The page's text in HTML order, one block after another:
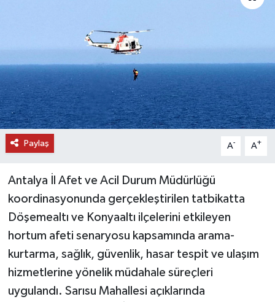
Paylaş A- A+
Antalya İl Afet ve Acil Durum Müdürlüğü
koordinasyonunda gerçekleştirilen tatbikatta
Döşemealtı ve Konyaaltı ilçelerini etkileyen
hortum afeti senaryosu kapsamında arama-
kurtarma, sağlık, güvenlik, hasar tespit ve ulaşım
hizmetlerine yönelik müdahale süreçleri
uygulandı. Sarısu Mahallesi açıklarında
DÜNYA
EĞİTİM
TURİZM
RÖPORTAJ
VİDEO HABERLER
YAZARLAR
RESMİ İLAN
MAGAZİN